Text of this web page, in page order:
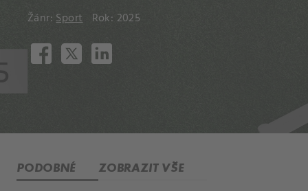
Žánr:Sport Rok: 2025
PODOBNÉ ZOBRAZIT VŠE